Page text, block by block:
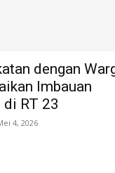
dengan
Imbauan
RT 23
4, 2026